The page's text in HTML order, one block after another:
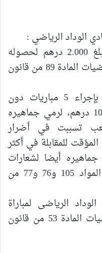
الوداد الرياضي :
تغريم نادي الجيش الملكي مبلغ 2.000 درهم لحصوله
على 5 إنذارات وذلك طبقا لمقتضيات المادة 89 من قانون
معاقبة فريق الجيش الملكي بإجراء 5 مباريات دون
جمهور، مع تغريمه مبلغ 100.000 درهم، لرمي جماهيره
تسببت في أضرار
للمقابلة في أكثر
أيضا لشعارات
مهينة، وذلك طبقا لمقتضيات المواد 105 و76 و77 من
الرياضى لمباراة
واحدة (01)، وذلك طبقا لمقتضيات المادة 53 من قانون